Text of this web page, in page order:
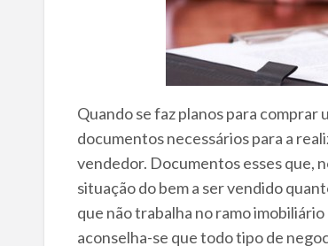
Quando se faz planos para comprar
documentos necessários para a
vendedor. Documentos esses que,
situação do bem a ser vendido
que não trabalha no ramo
aconselha-se que todo tipo de